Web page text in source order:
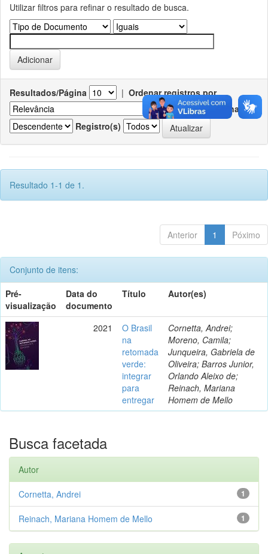
Utilizar filtros para refinar o resultado de busca.
Resultados/Página | Ordenar registros por
Ordenar
Registro(s)
Resultado 1-1 de 1.
Anterior 1 Póximo
Conjunto de itens:
Pré-
visualização
Data do
documento
Título Autor(es)
2021
O Brasil
na
retomada
verde:
integrar
para
entregar
Cornetta, Andrei;
Moreno, Camila;
Junqueira, Gabriela de
Oliveira; Barros Junior,
Orlando Aleixo de;
Reinach, Mariana
Homem de Mello
Busca facetada
Autor
1
Cornetta, Andrei
1
Reinach, Mariana Homem de Mello